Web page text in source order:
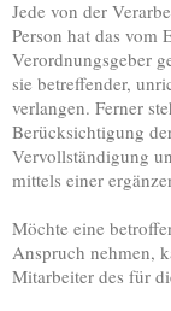
Jede von der
Person hat das vom
Verordnungsgeber
sie betreffender,
verlangen. Ferner
Berücksichtigung
Vervollständigung
mittels einer
Möchte eine
Anspruch nehmen,
Mitarbeiter des für